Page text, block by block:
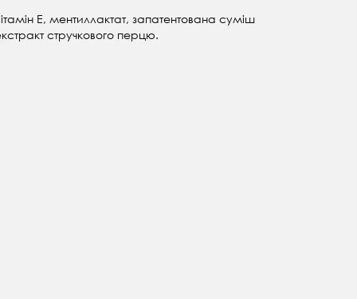
Е, ментиллактат, запатентована суміш
стручкового перцю.